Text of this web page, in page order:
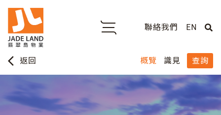
聯絡我們 EN
arrow_back_ios 返回 概覽 識見 查詢